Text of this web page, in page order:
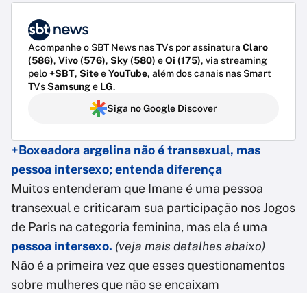
Acompanhe o SBT News nas TVs por assinatura Claro
(586), Vivo (576), Sky (580) eOi (175), via streaming
pelo+SBT, SiteeYouTube, além dos canais nas Smart
TVsSamsunge LG.
Siga no Google Discover
+Boxeadora argelina não é transexual, mas
pessoa intersexo; entenda diferença
Muitos entenderam que Imane é uma pessoa
transexual e criticaram sua participação nos Jogos
de Paris na categoria feminina, mas ela é uma
pessoa intersexo. (veja mais detalhes abaixo)
Não é a primeira vez que esses questionamentos
sobre mulheres que não se encaixam